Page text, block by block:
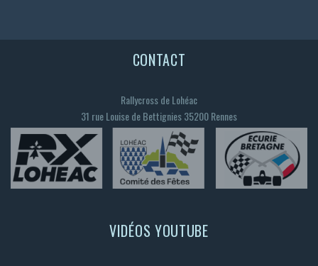
CONTACT
Rallycross de Lohéac
31 rue Louise de Bettignies 35200 Rennes
VIDÉOS YOUTUBE